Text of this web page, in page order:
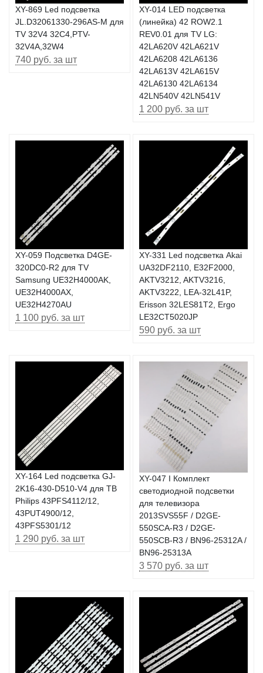
XY-869 Led подсветка
JL.D32061330-296AS-M для
TV 32V4 32C4,PTV-
32V4A,32W4
740 руб. за шт
XY-014 LED подсветка
(линейка) 42 ROW2.1
REV0.01 для TV LG:
42LA620V 42LA621V
42LA6208 42LA6136
42LA613V 42LA615V
42LA6130 42LA6134
42LN540V 42LN541V
1 200 руб. за шт
XY-059 Подсветка D4GE-
320DC0-R2 для TV
Samsung UE32H4000AK,
UE32H4000AX,
UE32H4270AU
1 100 руб. за шт
XY-331 Led подсветка Akai
UA32DF2110, E32F2000,
AKTV3212, AKTV3216,
AKTV3222, LEA-32L41P,
Erisson 32LES81T2, Ergo
LE32CT5020JP
590 руб. за шт
XY-164 Led подсветка GJ-
2K16-430-D510-V4 для ТВ
Philips 43PFS4112/12,
43PUT4900/12,
43PFS5301/12
1 290 руб. за шт
XY-047 I Комплект
светодиодной подсветки
для телевизора
2013SVS55F / D2GE-
550SCA-R3 / D2GE-
550SCB-R3 / BN96-25312A /
BN96-25313A
3 570 руб. за шт